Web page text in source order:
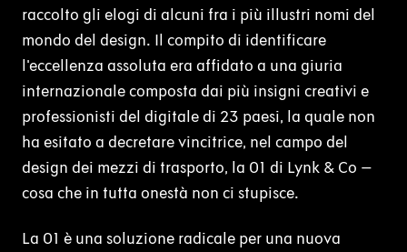
raccolto gli elogi di alcuni fra i più illustri nomi del
mondo del design. Il compito di identificare
l'eccellenza assoluta era affidato a una giuria
internazionale composta dai più insigni creativi e
professionisti del digitale di 23 paesi, la quale non
ha esitato a decretare vincitrice, nel campo del
design dei mezzi di trasporto, la 01 di Lynk & Co –
cosa che in tutta onestà non ci stupisce.
La 01 è una soluzione radicale per una nuova